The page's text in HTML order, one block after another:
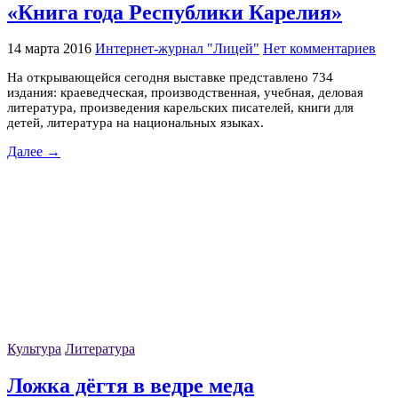
«Книга года Республики Карелия»
14 марта 2016 Интернет-журнал "Лицей" Нет комментариев
На открывающейся сегодня выставке представлено 734
издания: краеведческая, производственная, учебная, деловая
литература, произведения карельских писателей, книги для
детей, литература на национальных языках.
Далее →
Культура Литература
Ложка дёгтя в ведре меда